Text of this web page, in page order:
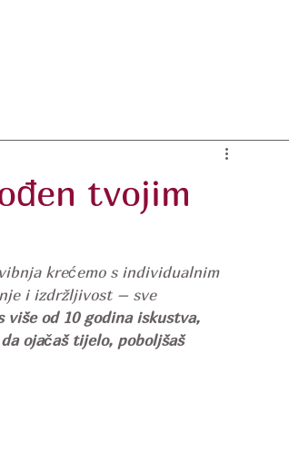
tvojim
krećemo s individualnim
i izdržljivost – sve
više od 10 godina iskustva,
ojačaš tijelo, poboljšaš